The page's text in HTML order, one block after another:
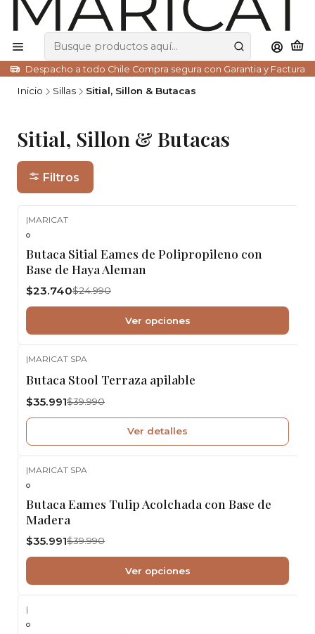
Despacho a todo Chile Compra segura con Garantia y Factura
Inicio Sillas Sitial, Sillon & Butacas
Sitial, Sillon & Butacas
Filtros
|MARICAT
Butaca Sitial Eames de Polipropileno con
Base de Haya Aleman
$23.740$24.990
Ver opciones
|MARICAT SPA
Butaca Stool Terraza apilable
$35.991$39.990
Ver detalles
|MARICAT SPA
Butaca Eames Tulip Acolchada con Base de
Madera
$35.991$39.990
Ver opciones
|